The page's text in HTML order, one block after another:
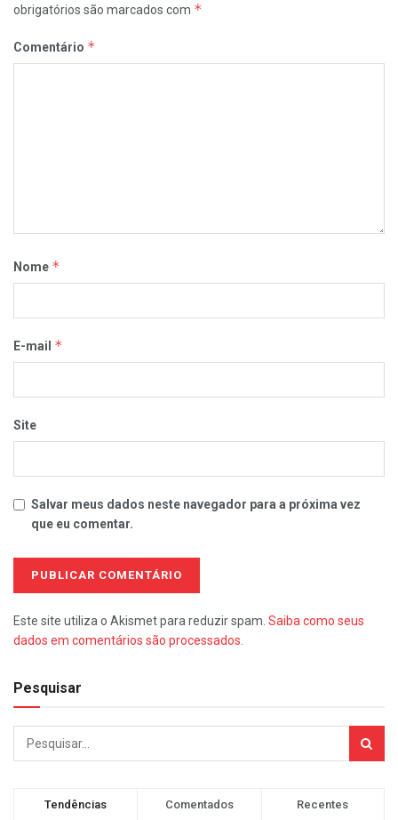
obrigatórios são marcados com *
Comentário *
Nome *
E-mail *
Site
Salvar meus dados neste navegador para a próxima vez
que eu comentar.
Este site utiliza o Akismet para reduzir spam. Saiba como seus
dados em comentários são processados.
Pesquisar
Tendências Comentados Recentes